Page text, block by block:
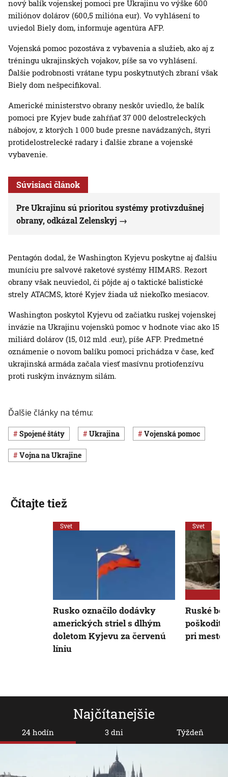
nový balík vojenskej pomoci pre Ukrajinu vo výške 600
miliónov dolárov (600,5 milióna eur). Vo vyhlásení to
uviedol Biely dom, informuje agentúra AFP.
Vojenská pomoc pozostáva z vybavenia a služieb, ako aj z
tréningu ukrajinských vojakov, píše sa vo vyhlásení.
Ďalšie podrobnosti vrátane typu poskytnutých zbraní však
Biely dom nešpecifikoval.
Americké ministerstvo obrany neskôr uviedlo, že balík
pomoci pre Kyjev bude zahŕňať 37 000 delostreleckých
nábojov, z ktorých 1 000 bude presne navádzaných, štyri
protidelostrelecké radary i ďalšie zbrane a vojenské
vybavenie.
Súvisiaci článok
Pre Ukrajinu sú prioritou systémy protivzdušnej
obrany, odkázal Zelenskyj
Pentagón dodal, že Washington Kyjevu poskytne aj ďalšiu
muníciu pre salvové raketové systémy HIMARS. Rezort
obrany však neuviedol, či pôjde aj o taktické balistické
strely ATACMS, ktoré Kyjev žiada už niekoľko mesiacov.
Washington poskytol Kyjevu od začiatku ruskej vojenskej
invázie na Ukrajinu vojenskú pomoc v hodnote viac ako 15
miliárd dolárov (15, 012 mld .eur), píše AFP. Predmetné
oznámenie o novom balíku pomoci prichádza v čase, keď
ukrajinská armáda začala viesť masívnu protiofenzívu
proti ruským inváznym silám.
Ďalšie články na tému:
Spojené štáty Ukrajina vojenská pomoc
vojna na Ukrajine
Najčítanejšie
24 hodín 3 dni Týždeň
Čítajte tiež
Svet
Rusko označilo dodávky
amerických striel s dlhým
doletom Kyjevu za červenú
líniu
Svet
Ruské
poškodiť
pri meste